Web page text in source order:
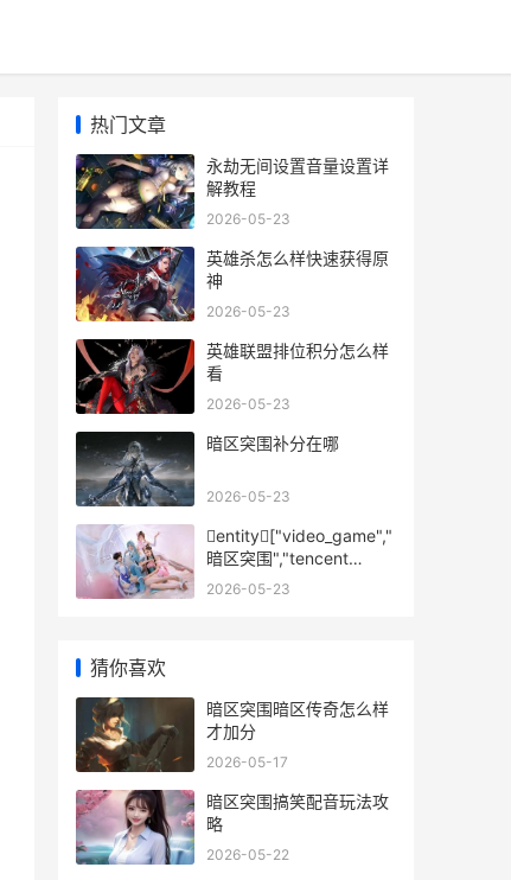
热门文章
永劫无间设置音量设置详
解教程
2026-05-23
英雄杀怎么样快速获得原
神
2026-05-23
英雄联盟排位积分怎么样
看
2026-05-23
暗区突围补分在哪
2026-05-23
entity["video_game","
暗区突围","tencent
tactical shooter"]现在
2026-05-23
猜你喜欢
暗区突围暗区传奇怎么样
才加分
2026-05-17
暗区突围搞笑配音玩法攻
略
2026-05-22